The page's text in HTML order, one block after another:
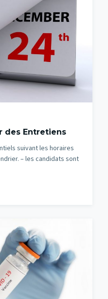
des Entretiens
suivant les horaires
– les candidats sont